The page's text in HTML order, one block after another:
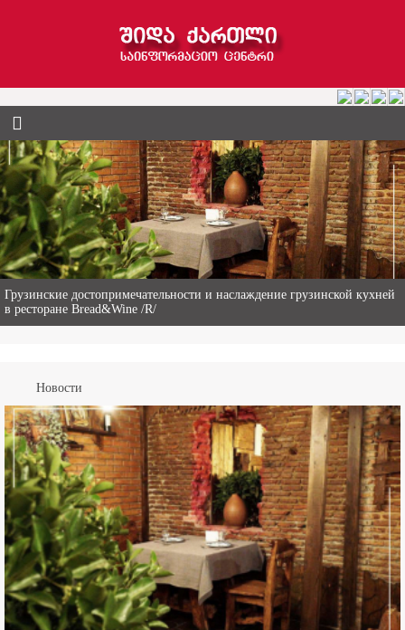
Гиви Абалаки – 86-летний фермер из Горийского муниципалитета